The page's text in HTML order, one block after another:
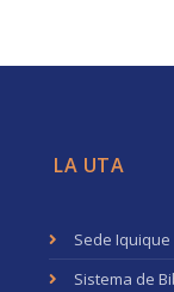
LA UTA
Sede Iquique
Sistema de